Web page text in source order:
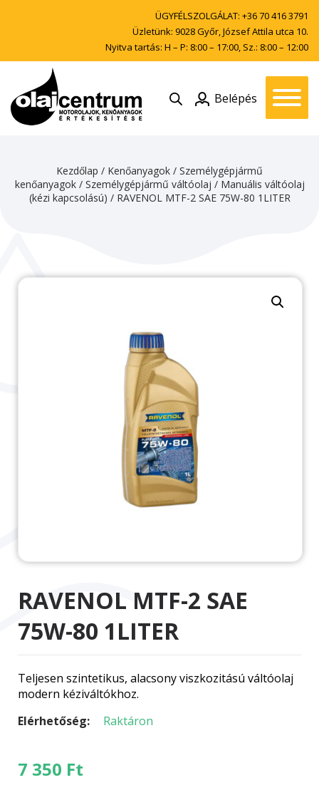
ÜGYFÉLSZOLGÁLAT: +36 70 416 3791
Üzletünk: 9028 Győr, József Attila utca 10.
Nyitva tartás: H – P: 8:00 – 17:00, Sz.: 8:00 – 12:00
Belépés
Kezdőlap / Kenőanyagok / Személygépjármű
kenőanyagok/ Személygépjármű váltóolaj / Manuális váltóolaj
(kézi kapcsolású) / RAVENOL MTF-2 SAE 75W-80 1LITER
RAVENOL MTF-2 SAE
75W-80 1LITER
Teljesen szintetikus, alacsony viszkozitású váltóolaj
modern kéziváltókhoz.
Elérhetőség:
Raktáron
7 350 Ft